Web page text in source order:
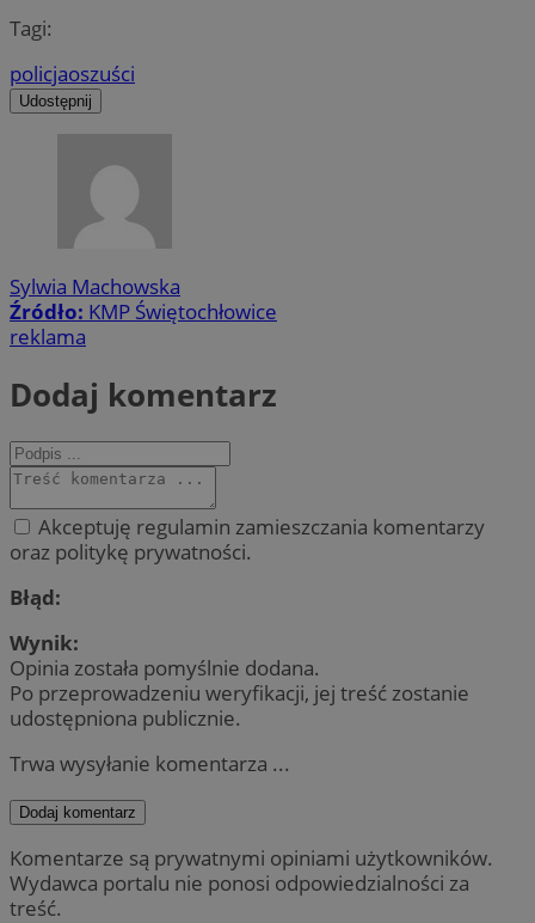
Tagi:
policjaoszuści
Udostępnij
Sylwia Machowska
Źródło: KMP Świętochłowice
reklama
Dodaj komentarz
Akceptuję regulamin zamieszczania komentarzy
oraz politykę prywatności.
Błąd:
Wynik:
Opinia została pomyślnie dodana.
Po przeprowadzeniu weryfikacji, jej treść zostanie
udostępniona publicznie.
Trwa wysyłanie komentarza ...
Dodaj komentarz
Komentarze są prywatnymi opiniami użytkowników.
Wydawca portalu nie ponosi odpowiedzialności za
treść.